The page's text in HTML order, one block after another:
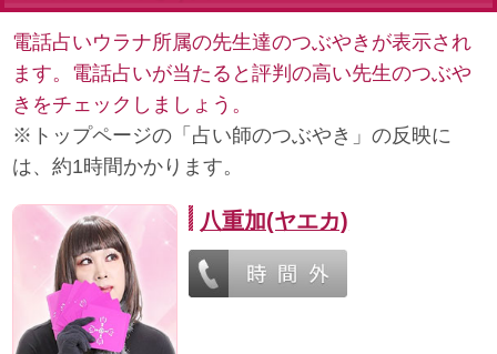
電話占いウラナ所属の先生達のつぶやきが表示され
ます。電話占いが当たると評判の高い先生のつぶや
きをチェックしましょう。
※トップページの「占い師のつぶやき」の反映に
は、約1時間かかります。
八重加(ヤエカ)